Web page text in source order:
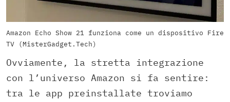
Amazon Echo Show 21 funziona come un dispositivo Fire
TV (MisterGadget.Tech)
Ovviamente, la stretta integrazione
con l’universo Amazon si fa sentire:
tra le app preinstallate troviamo